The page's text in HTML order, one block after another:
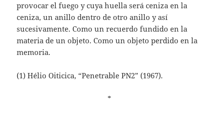
provocar el fuego y cuya huella será ceniza en la
ceniza, un anillo dentro de otro anillo y así
sucesivamente. Como un recuerdo fundido en la
materia de un objeto. Como un objeto perdido en la
memoria.
(1) Hélio Oiticica, “Penetrable PN2” (1967).
*